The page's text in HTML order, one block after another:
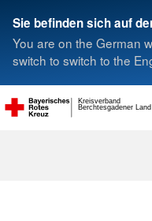
Sie befinden sich auf
You are on the German
switch to switch to the
Berchtesgadener Land
Kreisverband